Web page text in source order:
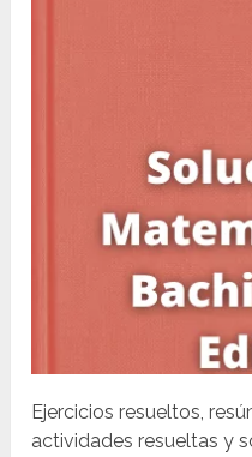
Ejercicios resueltos,
actividades resueltas y